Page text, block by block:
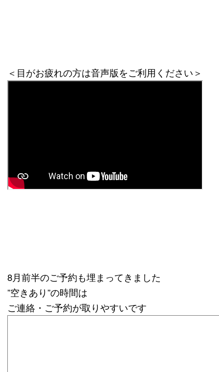
＜目がお疲れの方は音声版をご利用ください＞
8月前半のご予約も埋まってきました
”空きあり”の時間は
ご連絡・ご予約が取りやすいです